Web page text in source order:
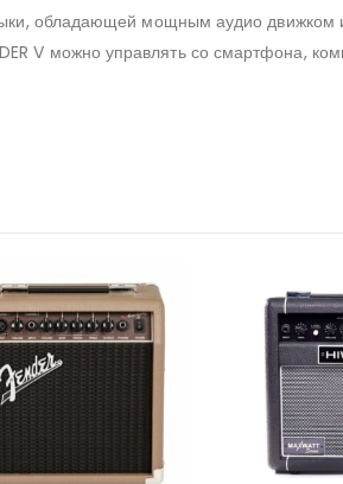
обладающей мощным аудио движком
V можно управлять со смартфона,